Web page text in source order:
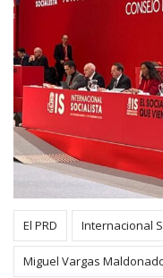
El PRD Internacional
Miguel Vargas